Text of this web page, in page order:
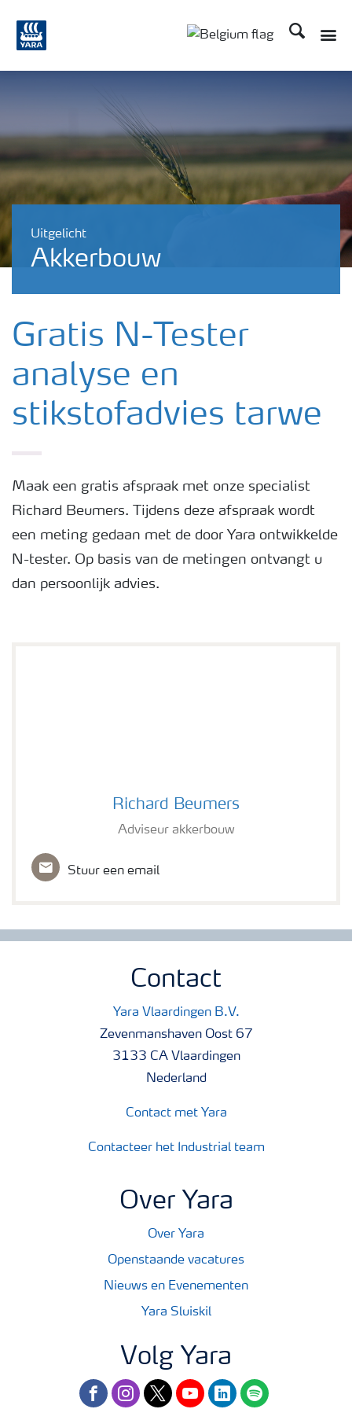
Zoek op
Uitgelicht
Akkerbouw
Gratis N-Tester
analyse en
stikstofadvies tarwe
Maak een gratis afspraak met onze specialist
Richard Beumers. Tijdens deze afspraak wordt
een meting gedaan met de door Yara ontwikkelde
N-tester. Op basis van de metingen ontvangt u
dan persoonlijk advies.
Richard Beumers
Adviseur akkerbouw
Stuur een email
Contact
Yara Vlaardingen B.V.
Zevenmanshaven Oost 67
3133 CA Vlaardingen
Nederland
Contact met Yara
Contacteer het Industrial team
Over Yara
Over Yara
Openstaande vacatures
Nieuws en Evenementen
Yara Sluiskil
Volg Yara
facebookinstagram
twitteryoutubelinkedinspotify